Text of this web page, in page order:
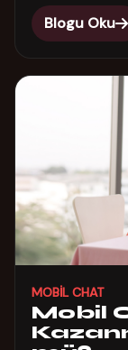
Blogu Oku
MOBIL CHAT
Mobil